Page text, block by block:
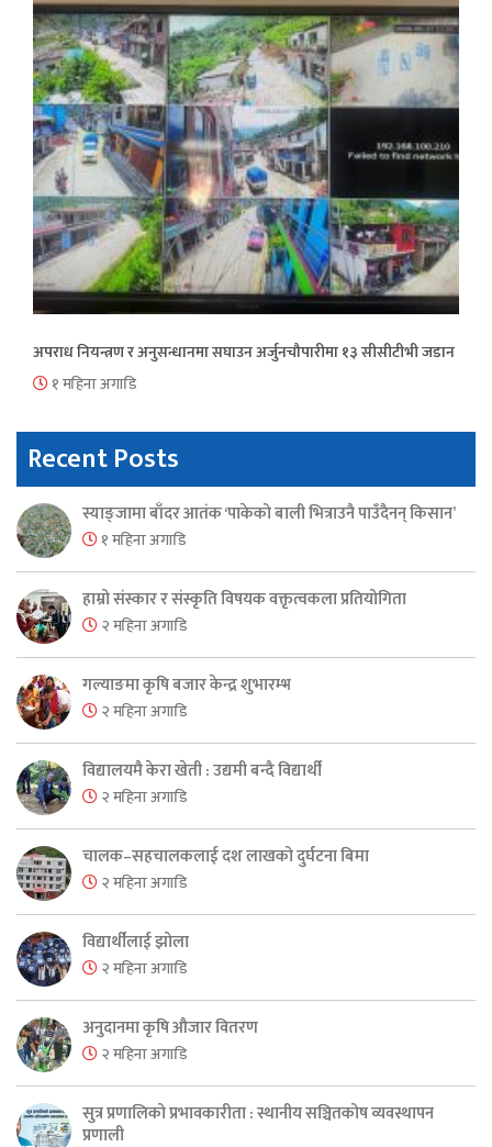
अपराध नियन्त्रण र अनुसन्धानमा सघाउन अर्जुनचौपारीमा १३ सीसीटीभी जडान
१ महिना अगाडि
Recent Posts
स्याङ्जामा बाँदर आतंक ‘पाकेको बाली भित्राउनै पाउँदैनन् किसान’
१ महिना अगाडि
हाम्रो संस्कार र संस्कृति विषयक वक्तृत्वकला प्रतियोगिता
२ महिना अगाडि
गल्याङमा कृषि बजार केन्द्र शुभारम्भ
२ महिना अगाडि
विद्यालयमै केरा खेती : उद्यमी बन्दै विद्यार्थी
२ महिना अगाडि
चालक–सहचालकलाई दश लाखको दुर्घटना बिमा
२ महिना अगाडि
विद्यार्थीलाई झोला
२ महिना अगाडि
अनुदानमा कृषि औजार वितरण
२ महिना अगाडि
सुत्र प्रणालिको प्रभावकारीता : स्थानीय सञ्चितकोष व्यवस्थापन
प्रणाली